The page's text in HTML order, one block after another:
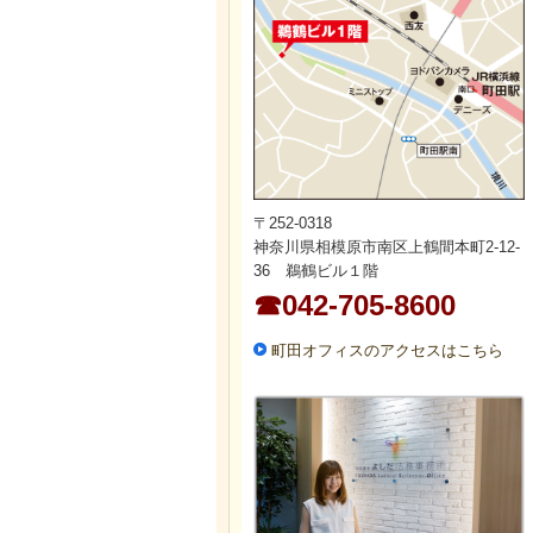
〒252-0318
神奈川県相模原市南区上鶴間本町2-12-
36 鵜鶴ビル１階
☎042-705-8600
町田オフィスのアクセスはこちら